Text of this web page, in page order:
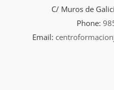
C/ Muros de
Phone:
Email: